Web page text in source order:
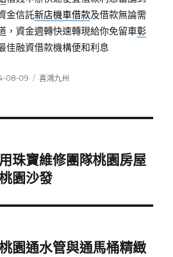
金信託新店機車借款及借款無論需
，資金週轉快速轉現給你免留車彰
佳融資借款機構便和利息
08-09
分
喜鴻九州
珠寶維修團隊桃園房屋
園沙發
園通水管與通馬桶精緻